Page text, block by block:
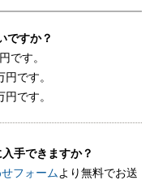
ですか？
です。
です。
です。
手できますか？
フォームより無料でお送